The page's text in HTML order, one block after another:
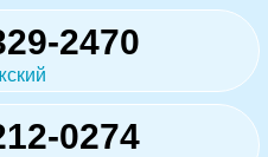
2470
0274